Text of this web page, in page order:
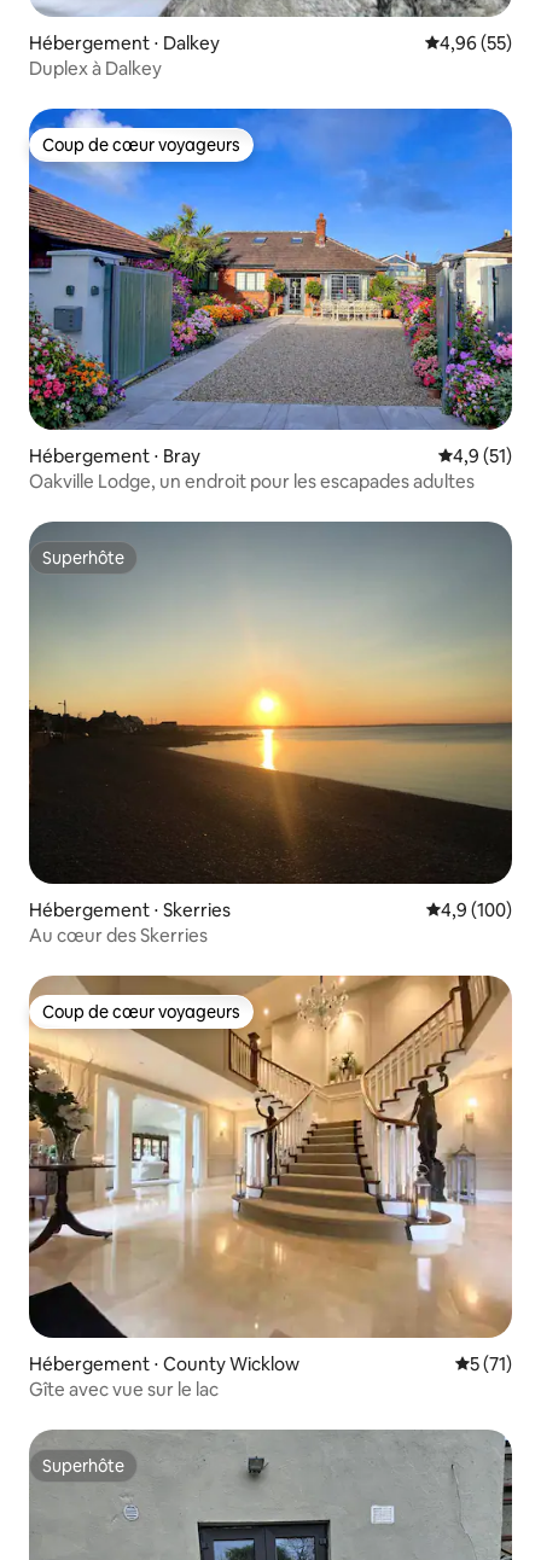
Hébergement ⋅ Dalkey Évaluation
4,96 (55)
Duplex à Dalkey
Coup de cœur voyageurs
Coup de cœur voyageurs
Hébergement ⋅ Bray Évaluation
4,9 (51)
Oakville Lodge, un endroit pour les escapades adultes
Superhôte
Superhôte
Hébergement ⋅ Skerries Évaluation
4,9 (100)
Au cœur des Skerries
Coup de cœur voyageurs
Coup de cœur voyageurs
Hébergement ⋅ County Wicklow
5 (71)
Gîte avec vue sur le lac
Superhôte
Superhôte